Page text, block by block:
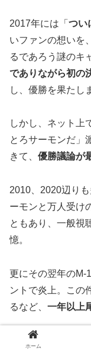
2017年には「 つい
いファンの想いを
るであろう謎のキ
でありながら初の
し、優勝を果たし
しかし、ネット上
とろサーモンだ」
きて、 優勝議論が
2010、2020辺り
ーモンと万人受け
ともあり、一般視
憶。
更にその翌年のM-
ントで炎上。この
るなど、 一年以上
更にそこから数年
ホーム